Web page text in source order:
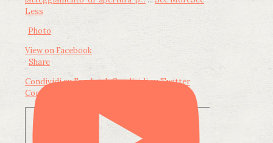
Less
Photo
View on Facebook
· Share
Condividi su FacebookCondividi su Twitter
Condividi su LinkedIn